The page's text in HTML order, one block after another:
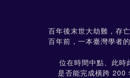
百年後末世大劫難，存
百年前，一本臺灣學者
位在時間中點、此時
是否能完成橫跨 200